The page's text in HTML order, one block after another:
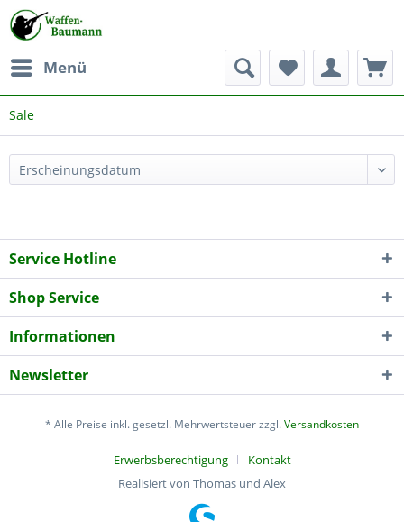
Menü
Sale
Service Hotline
Shop Service
Informationen
Newsletter
* Alle Preise inkl. gesetzl. Mehrwertsteuer zzgl.Versandkosten
Erwerbsberechtigung
Kontakt
Realisiert von Thomas und Alex